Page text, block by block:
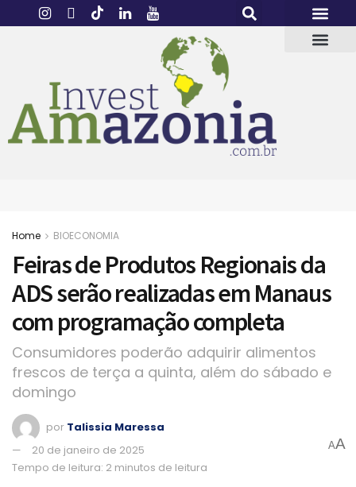
Home BIOECONOMIA
Feiras de Produtos Regionais da
ADS serão realizadas em Manaus
com programação completa
Consumidores poderão adquirir alimentos
frescos de terça a quinta, além do sábado e
domingo
por Talissia Maressa
20 de janeiro de 2025
Tempo de leitura: 2 minutos de leitura
AA